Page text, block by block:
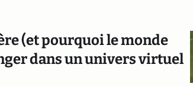
(et pourquoi le monde
dans un univers virtuel